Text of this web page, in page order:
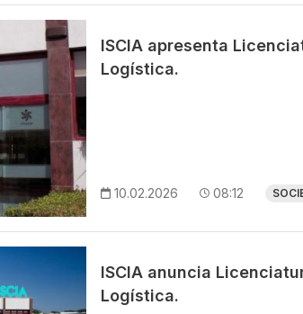
ISCIA apresenta
Logística.
10.02.2026 08:12
ISCIA anuncia
Logística.